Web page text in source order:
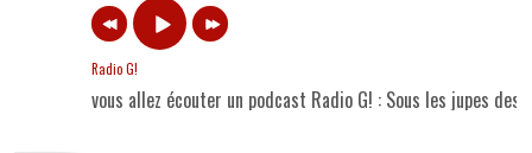
Radio G!
vous allez écouter un podcast Radio G! : Sous les jupes